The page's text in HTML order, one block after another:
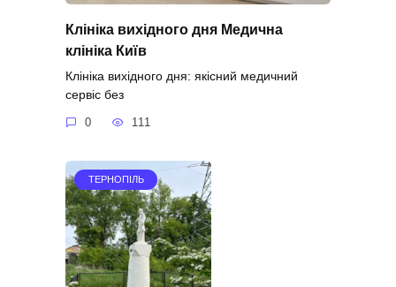
Клініка вихідного дня Медична
клініка Київ
Клініка вихідного дня: якісний медичний
сервіс без
0 111
ТЕРНОПІЛЬ